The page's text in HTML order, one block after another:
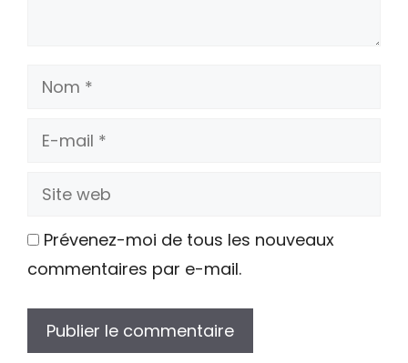
Nom
E-
Site
Prévenez-moi de tous les nouveaux
commentaires par e-mail.